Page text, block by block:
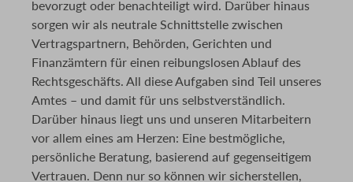
bevorzugt oder benachteiligt wird. Darüber hinaus
sorgen wir als neutrale Schnittstelle zwischen
Vertragspartnern, Behörden, Gerichten und
Finanzämtern für einen reibungslosen Ablauf des
Rechtsgeschäfts. All diese Aufgaben sind Teil unseres
Amtes – und damit für uns selbstverständlich.
Darüber hinaus liegt uns und unseren Mitarbeitern
vor allem eines am Herzen: Eine bestmögliche,
persönliche Beratung, basierend auf gegenseitigem
Vertrauen. Denn nur so können wir sicherstellen,